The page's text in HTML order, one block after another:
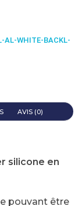
AL-WHITE-BACKL-
AVIS (0)
silicone en
pouvant être